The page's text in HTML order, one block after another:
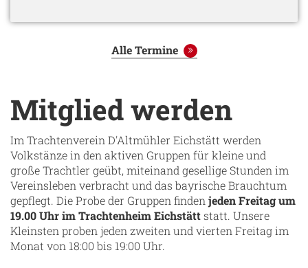
Alle Termine
Mitglied werden
Im Trachtenverein D'Altmühler Eichstätt werden
Volkstänze in den aktiven Gruppen für kleine und
große Trachtler geübt, miteinand gesellige Stunden im
Vereinsleben verbracht und das bayrische Brauchtum
gepflegt. Die Probe der Gruppen findenjeden Freitag um
19.00 Uhr im Trachtenheim Eichstättstatt. Unsere
Kleinsten proben jeden zweiten und vierten Freitag im
Monat von 18:00 bis 19:00 Uhr.